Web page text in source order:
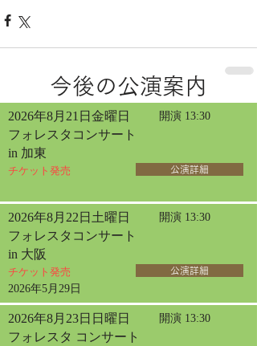
今後の公演案内
2026年8月21日金曜日 開演 13:30
フォレスタコンサート
in 加東
チケット発売 公演詳細
2026年8月22日土曜日 開演 13:30
フォレスタコンサート
in 大阪
チケット発売
2026年5月29日
公演詳細
2026年8月23日日曜日 開演 13:30
フォレスタ コンサート